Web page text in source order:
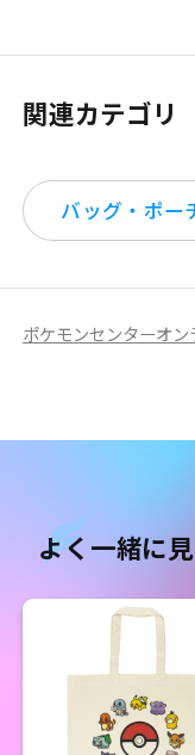
関連カテゴリ
バッグ・ポー
ポケモンセンターオン
よく一緒に